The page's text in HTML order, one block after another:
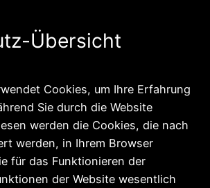
Übersicht
Cookies, um Ihre Erfahrung
Sie durch die Website
werden die Cookies, die nach
werden, in Ihrem Browser
für das Funktionieren der
der Website wesentlich